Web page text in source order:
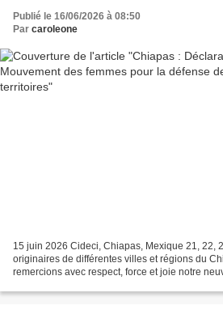
Publié le 16/06/2026 à 08:50
Par caroleone
15 juin 2026 Cideci, Chiapas, Mexique 21, 22,
originaires de différentes villes et régions du
remercions avec respect, force et joie notre